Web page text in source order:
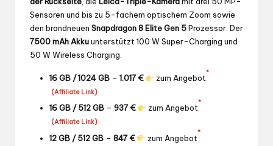
Sensoren und bis zu 5-fachem optischem Zoom sowie
den brandneuen Snapdragon 8 Elite Gen 5Prozessor. Der
7500 mAh Akkuunterstützt 100 W Super-Charging und
50 W Wireless Charging.
16 GB / 1024 GB – 1.017 € zum Angebot
*
(Affiliate Link)
16 GB / 512 GB – 937 € zum Angebot
*
(Affiliate Link)
12 GB / 512 GB – 847 € zum Angebot
*